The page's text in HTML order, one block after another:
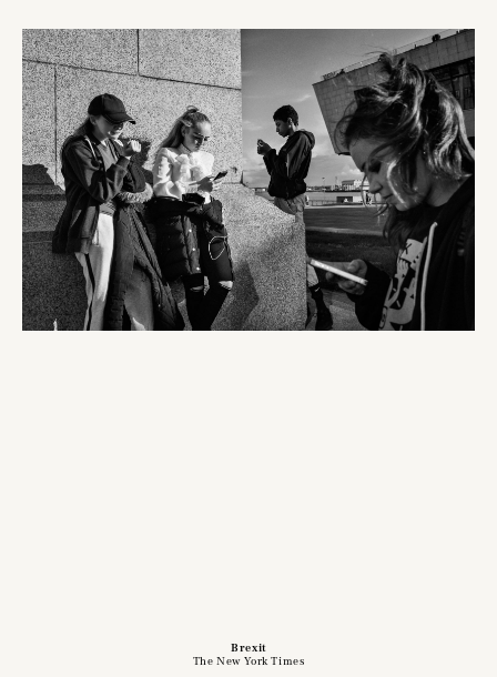
Brexit
The New York Times